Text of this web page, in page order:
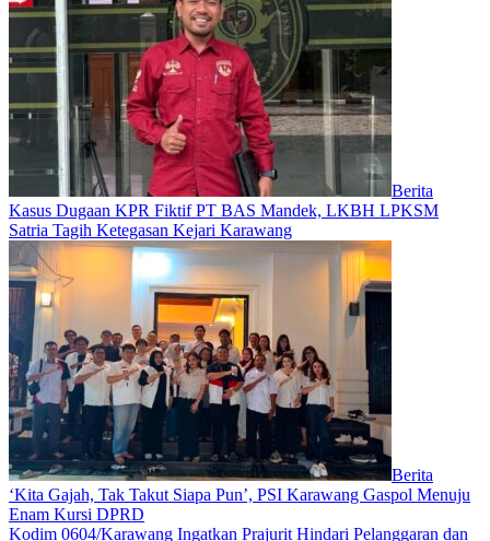
Berita
Kasus Dugaan KPR Fiktif PT BAS Mandek, LKBH LPKSM
Satria Tagih Ketegasan Kejari Karawang
Berita
‘Kita Gajah, Tak Takut Siapa Pun’, PSI Karawang Gaspol Menuju
Enam Kursi DPRD
Kodim 0604/Karawang Ingatkan Prajurit Hindari Pelanggaran dan